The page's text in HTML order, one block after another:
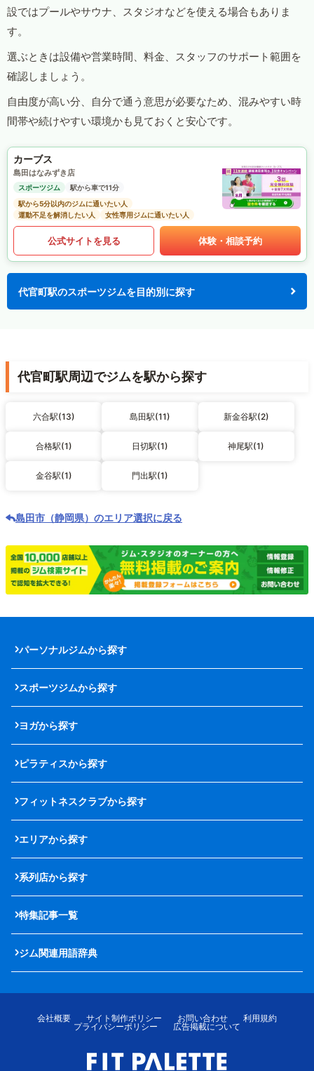
設ではプールやサウナ、スタジオなどを使える場合もありま
す。
選ぶときは設備や営業時間、料金、スタッフのサポート範囲を
確認しましょう。
自由度が高い分、自分で通う意思が必要なため、混みやすい時
間帯や続けやすい環境かも見ておくと安心です。
カーブス
島田はなみずき店
スポーツジム
駅から車で11分
駅から5分以内のジムに通いたい人
運動不足を解消したい人
女性専用ジムに通いたい人
公式サイトを見る 体験・相談予約
代官町駅のスポーツジムを目的別に探す
代官町駅周辺でジムを駅から探す
六合駅(13) 島田駅(11) 新金谷駅(2)
合格駅(1) 日切駅(1) 神尾駅(1)
金谷駅(1) 門出駅(1)
島田市（静岡県）のエリア選択に戻る
パーソナルジムから探す
スポーツジムから探す
ヨガから探す
ピラティスから探す
フィットネスクラブから探す
エリアから探す
系列店から探す
特集記事一覧
ジム関連用語辞典
会社概要 サイト制作ポリシー お問い合わせ
利用規約
プライバシーポリシー
広告掲載について